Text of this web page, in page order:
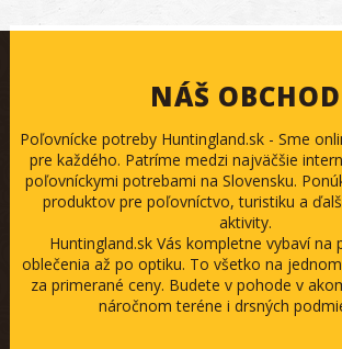
NÁŠ OBCHOD
Poľovnícke potreby Huntingland.sk - Sme
pre každého. Patríme medzi najväčšie
poľovníckymi potrebami na Slovensku.
produktov pre poľovníctvo, turistiku a
aktivity.
Huntingland.sk Vás kompletne vybaví na
oblečenia až po optiku. To všetko na
za primerané ceny. Budete v pohode v
náročnom teréne i drsných